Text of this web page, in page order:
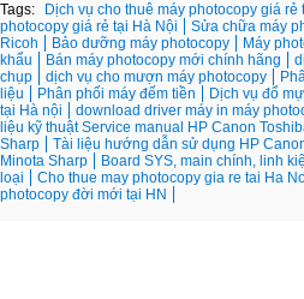
Tags: Dịch vụ cho thuê máy photocopy giá rẻ
photocopy giá rẻ tại Hà Nội
Sửa chữa máy
Ricoh
Bảo dưỡng máy photocopy
Máy
khẩu
Bán máy photocopy mới chính hãng
chụp
dịch vụ cho mượn máy photocopy
liệu
Phân phối máy đếm tiền
Dịch vụ đổ
tại Hà nội
download driver máy in máy
liệu kỹ thuật Service manual HP Canon
Sharp
Tài liệu hướng dẫn sử dụng HP
Minota Sharp
Board SYS, main chính, linh
loại
Cho thue may photocopy gia re tai Ha
photocopy đời mới tại HN